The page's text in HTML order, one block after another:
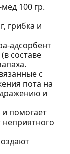
100 гр.
грибка и
адсорбент
составе
с
пота на
и
и помогает
неприятного